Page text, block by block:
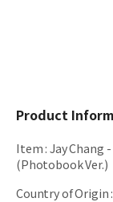
Product
Item:Jay Chang
(Photobook Ver.)
Country of Origin: